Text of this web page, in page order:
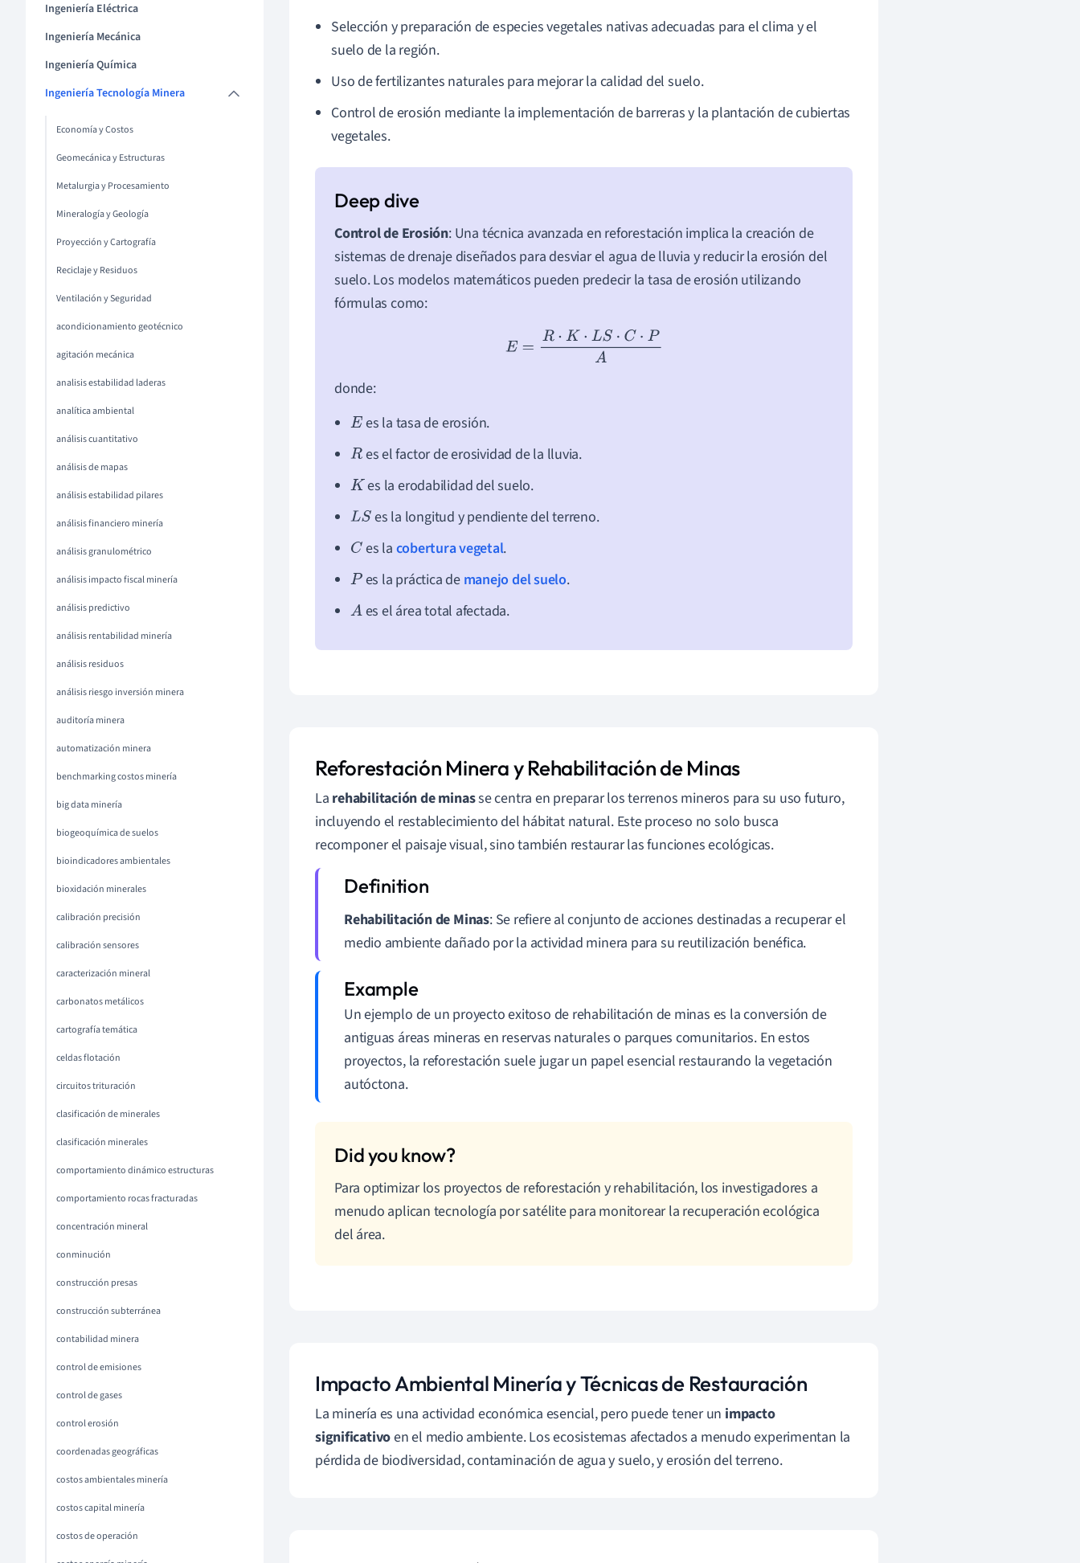
Ingeniería Eléctrica
Ingeniería Mecánica
Ingeniería Química
Ingeniería Tecnología Minera
Economía y Costos
Geomecánica y Estructuras
Metalurgia y Procesamiento
Mineralogía y Geología
Proyección y Cartografía
Reciclaje y Residuos
Ventilación y Seguridad
acondicionamiento geotécnico
agitación mecánica
analisis estabilidad laderas
analítica ambiental
análisis cuantitativo
análisis de mapas
análisis estabilidad pilares
análisis financiero minería
análisis granulométrico
análisis impacto fiscal minería
análisis predictivo
análisis rentabilidad minería
análisis residuos
análisis riesgo inversión minera
auditoría minera
automatización minera
benchmarking costos minería
big data minería
biogeoquímica de suelos
bioindicadores ambientales
bioxidación minerales
calibración precisión
calibración sensores
caracterización mineral
carbonatos metálicos
cartografía temática
celdas flotación
circuitos trituración
clasificación de minerales
clasificación minerales
comportamiento dinámico estructuras
comportamiento rocas fracturadas
concentración mineral
conminución
construcción presas
construcción subterránea
contabilidad minera
control de emisiones
control de gases
control erosión
coordenadas geográficas
costos ambientales minería
costos capital minería
costos de operación
Selección y preparación de especies vegetales nativas adecuadas para el clima y el
suelo de la región.
Uso de fertilizantes naturales para mejorar la calidad del suelo.
Control de erosión mediante la implementación de barreras y la plantación de cubiertas
vegetales.
Control de Erosión: Una técnica avanzada en reforestación implica la creación de
sistemas de drenaje diseñados para desviar el agua de lluvia y reducir la erosión del
suelo. Los modelos matemáticos pueden predecir la tasa de erosión utilizando
fórmulas como:
E=R⋅K⋅LS⋅C⋅PA
donde:
E es la tasa de erosión.
R es el factor de erosividad de la lluvia.
K es la erodabilidad del suelo.
LS es la longitud y pendiente del terreno.
C es la cobertura vegetal.
P es la práctica de manejo del suelo.
A es el área total afectada.
Reforestación Minera y Rehabilitación de Minas
La rehabilitación de minasse centra en preparar los terrenos mineros para su uso futuro,
incluyendo el restablecimiento del hábitat natural. Este proceso no solo busca
recomponer el paisaje visual, sino también restaurar las funciones ecológicas.
Rehabilitación de Minas: Se refiere al conjunto de acciones destinadas a recuperar el
medio ambiente dañado por la actividad minera para su reutilización benéfica.
Un ejemplo de un proyecto exitoso de rehabilitación de minas es la conversión de
antiguas áreas mineras en reservas naturales o parques comunitarios. En estos
proyectos, la reforestación suele jugar un papel esencial restaurando la vegetación
autóctona.
Para optimizar los proyectos de reforestación y rehabilitación, los investigadores a
menudo aplican tecnología por satélite para monitorear la recuperación ecológica
del área.
Impacto Ambiental Minería y Técnicas de Restauración
La minería es una actividad económica esencial, pero puede tener un impacto
significativoen el medio ambiente. Los ecosistemas afectados a menudo experimentan la
pérdida de biodiversidad, contaminación de agua y suelo, y erosión del terreno.